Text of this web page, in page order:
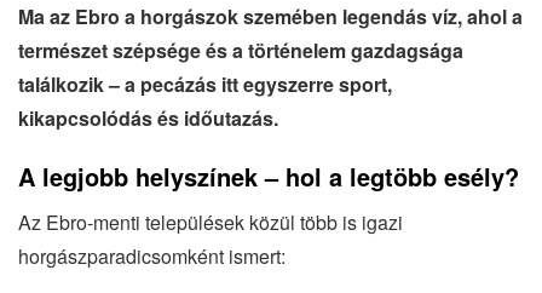
Ma az Ebro a horgászok szemében legendás víz, ahol a
természet szépsége és a történelem gazdagsága
találkozik – a pecázás itt egyszerre sport,
kikapcsolódás és időutazás.
A legjobb helyszínek – hol a legtöbb esély?
Az Ebro-menti települések közül több is igazi
horgászparadicsomként ismert: